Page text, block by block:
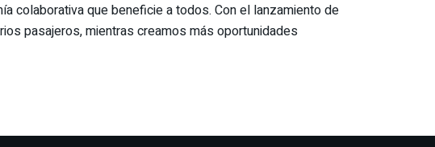
colaborativa que beneficie a todos. Con el lanzamiento de
pasajeros, mientras creamos más oportunidades